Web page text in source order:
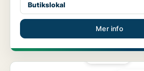
Butikslokal
Mer info
Butikslokal i Sigtuna